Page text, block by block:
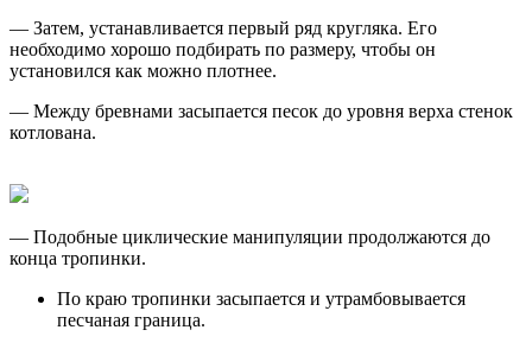
— Затем, устанавливается первый ряд кругляка. Его
необходимо хорошо подбирать по размеру, чтобы он
установился как можно плотнее.
— Между бревнами засыпается песок до уровня верха стенок
котлована.
— Подобные циклические манипуляции продолжаются до
конца тропинки.
По краю тропинки засыпается и утрамбовывается
песчаная граница.